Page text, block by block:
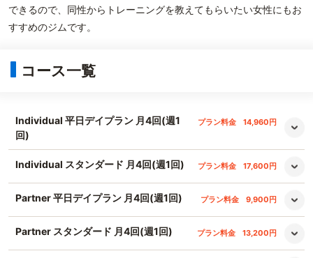
できるので、同性からトレーニングを教えてもらいたい女性にもお
すすめのジムです。
コース一覧
Individual 平日デイプラン 月4回(週1
回)
プラン料金 14,960円
Individual スタンダード 月4回(週1回) プラン料金 17,600円
Partner 平日デイプラン 月4回(週1回) プラン料金 9,900円
Partner スタンダード 月4回(週1回) プラン料金 13,200円